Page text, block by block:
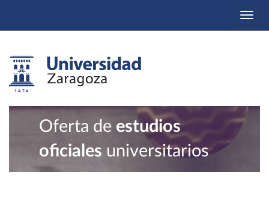
Oferta de estudios
oficiales universitarios